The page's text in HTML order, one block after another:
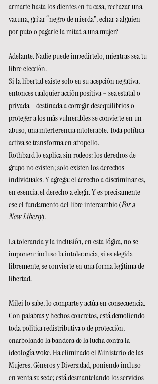
armarte hasta los dientes en tu casa, rechazar una
vacuna, gritar “negro de mierda”, echar a alguien
por puto o pagarle la mitad a una mujer?
Adelante. Nadie puede impedírtelo, mientras sea tu
libre elección.
Si la libertad existe solo en su acepción negativa,
entonces cualquier acción positiva – sea estatal o
privada – destinada a corregir desequilibrios o
proteger a los más vulnerables se convierte en un
abuso, una interferencia intolerable. Toda política
activa se transforma en atropello.
Rothbard lo explica sin rodeos: los derechos de
grupo no existen; solo existen los derechos
individuales. Y agrega: el derecho a discriminar es,
en esencia, el derecho a elegir. Y es precisamente
ese el fundamento del libre intercambio (For a
New Liberty).
La tolerancia y la inclusión, en esta lógica, no se
imponen: incluso la intolerancia, si es elegida
libremente, se convierte en una forma legítima de
libertad.
Milei lo sabe, lo comparte y actúa en consecuencia.
Con palabras y hechos concretos, está demoliendo
toda política redistributiva o de protección,
enarbolando la bandera de la lucha contra la
ideología woke. Ha eliminado el Ministerio de las
Mujeres, Géneros y Diversidad, poniendo incluso
en venta su sede; está desmantelando los servicios